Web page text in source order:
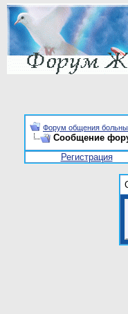
Форум общения
Сообщение
Регистрация